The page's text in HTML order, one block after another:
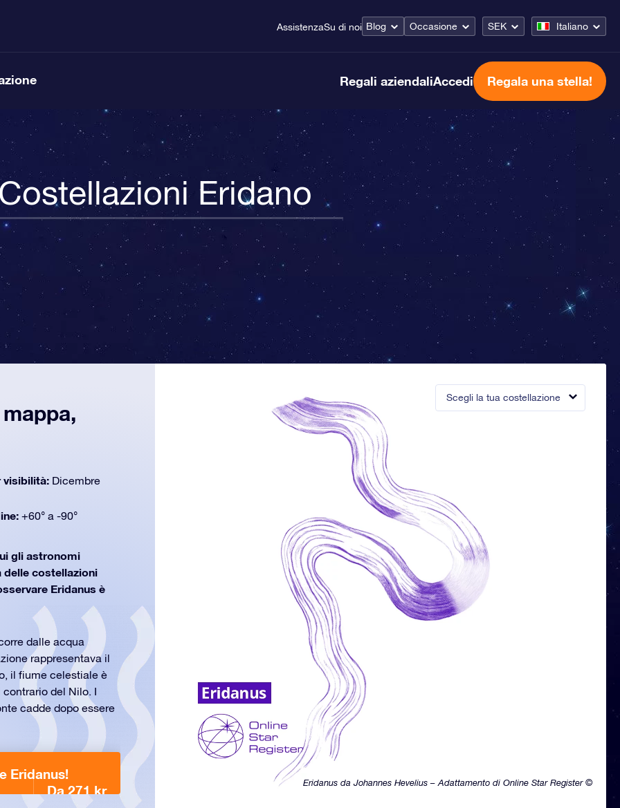
AssistenzaSu di noi Blog Occasione SEK Italiano
Regali aziendaliAccedi Regala una stella!
Eridano
Scegli la tua costellazione
Eridanus da Johannes Hevelius – Adattamento di Online Star Register ©
visibilità: Dicembre
+60° a -90°
gli astronomi
delle costellazioni
Eridanus è
dalle acqua
rappresentava il
il fiume celestiale è
del Nilo. I
cadde dopo essere
Eridanus!
Da 271 kr